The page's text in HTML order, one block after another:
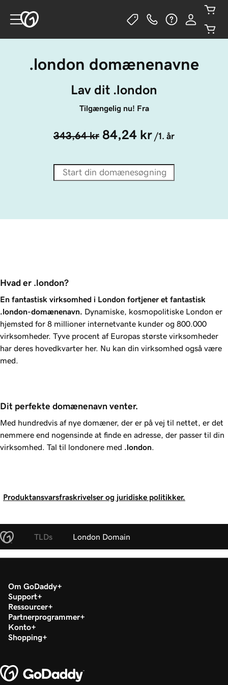
.london domænenavne
Lav dit .london
Tilgængelig nu! Fra
343,64 kr 84,24 kr /1. år
Hvad er .london?
En fantastisk virksomhed i London fortjener et fantastisk
.london-domænenavn. Dynamiske, kosmopolitiske London er
hjemsted for 8 millioner internetvante kunder og 800.000
virksomheder. Tyve procent af Europas største virksomheder
har deres hovedkvarter her. Nu kan din virksomhed også være
med.
Dit perfekte domænenavn venter.
Med hundredvis af nye domæner, der er på vej til nettet, er det
nemmere end nogensinde at finde en adresse, der passer til din
virksomhed. Tal til londonere med .london
Produktansvarsfraskrivelser og juridiske politikker.
TLDs London Domain
Om GoDaddy
Support
Ressourcer
Partnerprogrammer
Konto
Shopping